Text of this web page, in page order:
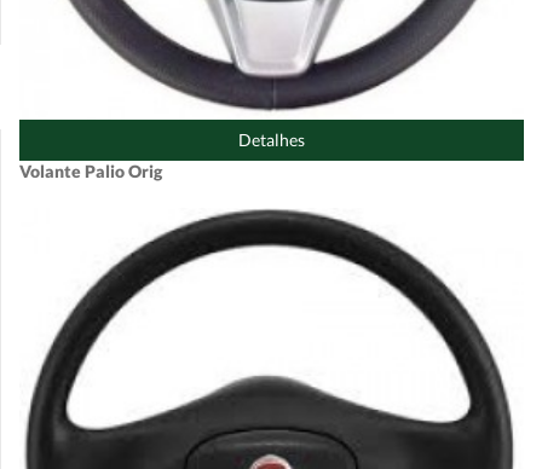
Detalhes
Volante Palio Orig